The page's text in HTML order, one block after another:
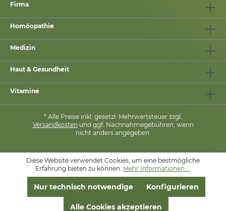
Firma
Homöopathie
Medizin
Haut & Gesundheit
Vitamine
* Alle Preise inkl. gesetzl. Mehrwertsteuer zzgl.
Versandkosten und ggf. Nachnahmegebühren, wenn
nicht anders angegeben.
MIT ❤ VON PHARMASANA
Diese Website verwendet Cookies, um eine bestmögliche
Erfahrung bieten zu können. Mehr Informationen ...
Nur technisch notwendige Konfigurieren
Alle Cookies akzeptieren